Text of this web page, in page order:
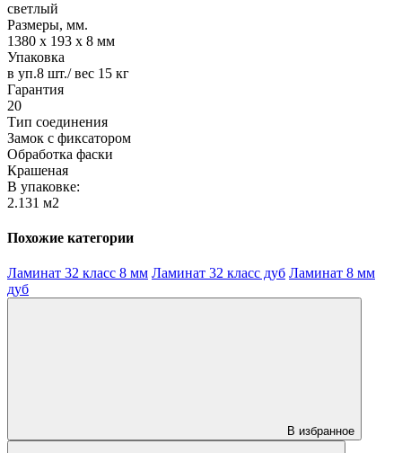
светлый
Размеры, мм.
1380 х 193 х 8 мм
Упаковка
в уп.8 шт./ вес 15 кг
Гарантия
20
Тип соединения
Замок с фиксатором
Обработка фаски
Крашеная
В упаковке:
2.131 м2
Похожие категории
Ламинат 32 класс 8 мм Ламинат 32 класс дуб Ламинат 8 мм
дуб
В избранное